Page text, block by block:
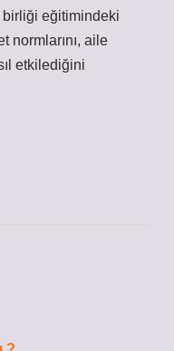
eğitimindeki
normlarını, aile
etkilediğini